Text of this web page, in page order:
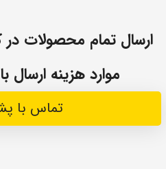
ارسال تمام محصولات در
موارد هزینه ارسال
تماس با